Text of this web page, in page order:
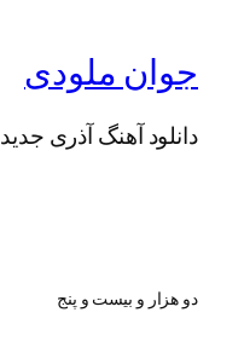
جوان ملودی
دانلود آهنگ آذری جدید
دو هزار و بیست و پنج